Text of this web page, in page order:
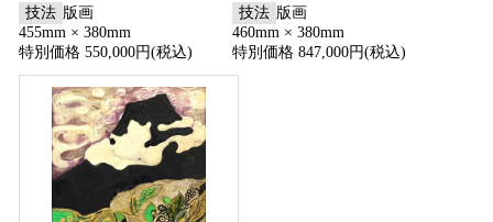
技法 版画
455mm × 380mm
特別価格 550,000円(税込)
技法 版画
460mm × 380mm
特別価格 847,000円(税込)